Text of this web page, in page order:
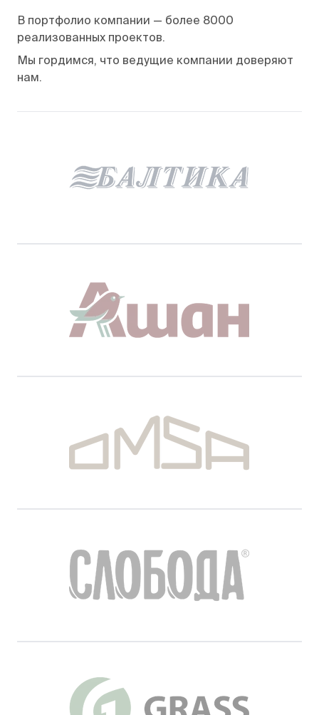
В портфолио компании — более 8000
реализованных проектов.
Мы гордимся, что ведущие компании доверяют
нам.